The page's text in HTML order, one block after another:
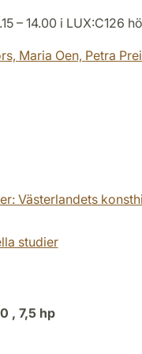
– 14.00 i LUX:C126
Maria Oen, Petra
Västerlandets
studier
, 7,5 hp